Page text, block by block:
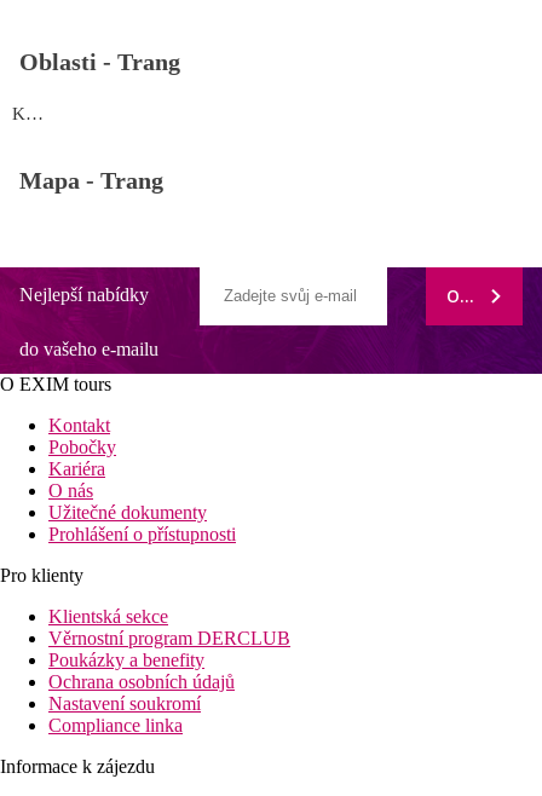
Oblasti - Trang
Koh Mook
Mapa - Trang
Nejlepší nabídky
do vašeho e-mailu
ODEBÍRAT
O EXIM tours
Kontakt
Pobočky
Kariéra
O nás
Užitečné dokumenty
Prohlášení o přístupnosti
Pro klienty
Klientská sekce
Věrnostní program DERCLUB
Poukázky a benefity
Ochrana osobních údajů
Nastavení soukromí
Compliance linka
Informace k zájezdu